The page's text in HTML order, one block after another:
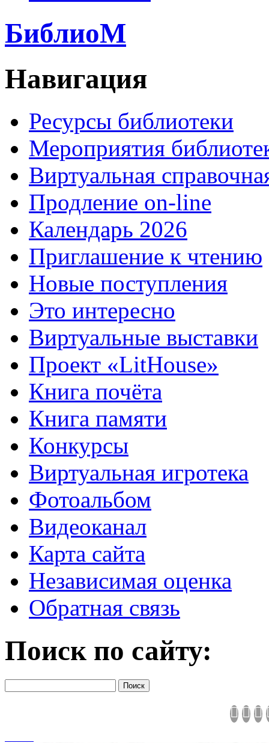
БиблиоМ
Навигация
Ресурсы библиотеки
Мероприятия
Виртуальная
Продление on-line
Календарь 2026
Приглашение к чтению
Новые поступления
Это интересно
Виртуальные выставки
Проект «LitHouse»
Книга почёта
Книга памяти
Конкурсы
Виртуальная игротека
Фотоальбом
Видеоканал
Карта сайта
Независимая оценка
Обратная связь
Поиск по сайту: